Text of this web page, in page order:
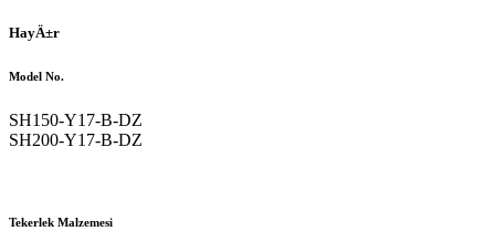
HayÄ±r
Model No.
SH150-Y17-B-DZ
SH200-Y17-B-DZ
Tekerlek Malzemesi